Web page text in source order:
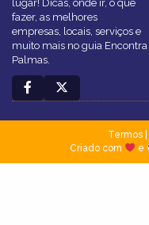
lugar! Dicas, onde ir, o que
fazer, as melhores
empresas, locais, serviços e
muito mais no guia Encontra
Palmas.
Termos|
Criado com
e